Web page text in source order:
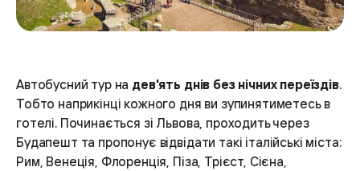
Автобусний тур на дев'ять днів без нічних переїздів.
Тобто наприкінці кожного дня ви зупинятиметесь в
готелі. Починається зі Львова, проходить через
Будапешт та пропонує відвідати такі італійські міста:
Рим, Венеція, Флоренція, Піза, Трієст, Сієна,